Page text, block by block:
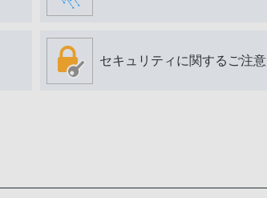
セキュリティに関するご注意